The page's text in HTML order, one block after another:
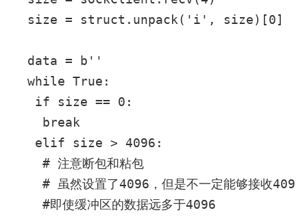
  size = struct.unpack('i', size)[0]
  data = b''
  while True:
   if size == 0:
    break
   elif size > 4096:
    # 注意断包和粘包
# 虽然设置了4096，但是不一定能够接收4096
    #即使缓冲区的数据远多于4096